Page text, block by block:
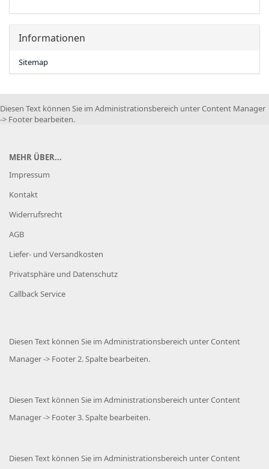
Informationen
Sitemap
Diesen Text können Sie im Administrationsbereich unter Content Manager
-> Footer bearbeiten.
MEHR ÜBER...
Impressum
Kontakt
Widerrufsrecht
AGB
Liefer- und Versandkosten
Privatsphäre und Datenschutz
Callback Service
Diesen Text können Sie im Administrationsbereich unter Content
Manager -> Footer 2. Spalte bearbeiten.
Diesen Text können Sie im Administrationsbereich unter Content
Manager -> Footer 3. Spalte bearbeiten.
Diesen Text können Sie im Administrationsbereich unter Content